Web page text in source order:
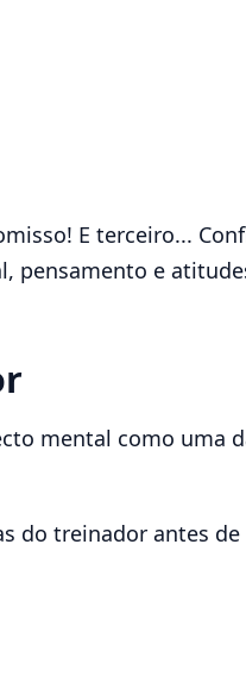
E terceiro...
pensamento e
mental como uma
do treinador antes